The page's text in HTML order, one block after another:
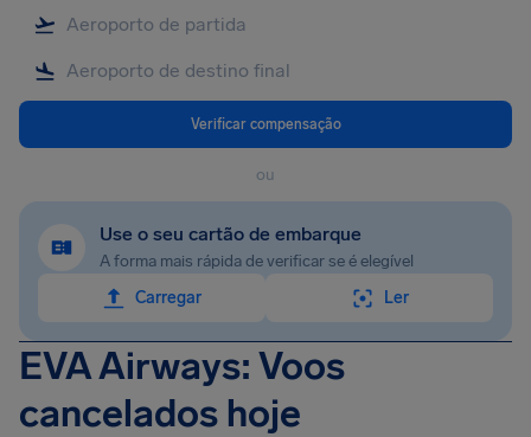
Verificar compensação
ou
Use o seu cartão de embarque
A forma mais rápida de verificar se é elegível
Carregar
Ler
EVA Airways: Voos
cancelados hoje